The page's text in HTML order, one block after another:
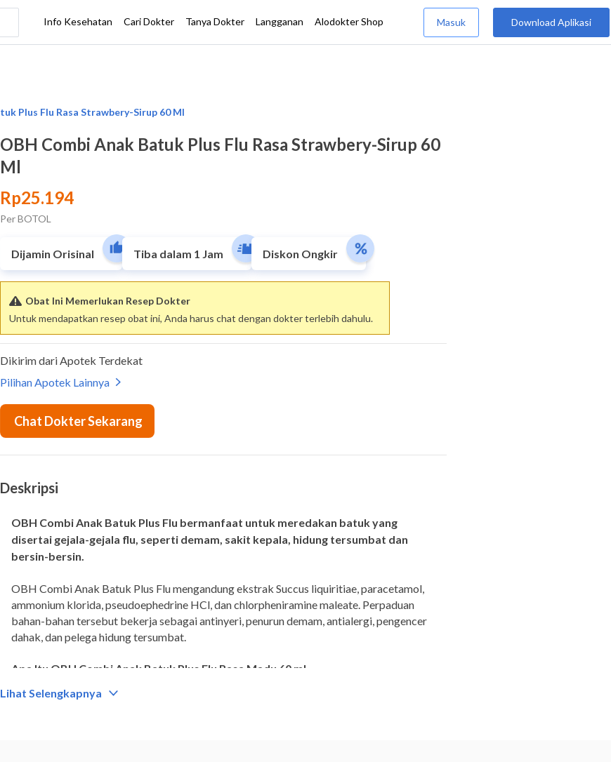
OBH Combi Anak Batuk Plus Flu Rasa Strawbery-Sirup 60
Ml
Rp25.194
Per BOTOL
Dijamin Orisinal Tiba dalam 1 Jam Diskon Ongkir
Obat Ini Memerlukan Resep Dokter
Untuk mendapatkan resep obat ini, Anda harus chat dengan dokter terlebih dahulu.
Deskripsi
OBH Combi Anak Batuk Plus Flu bermanfaat untuk meredakan batuk yang
disertai gejala-gejala flu, seperti demam, sakit kepala, hidung tersumbat dan
bersin-bersin.
OBH Combi Anak Batuk Plus Flu mengandung ekstrak Succus liquiritiae, paracetamol,
ammonium klorida, pseudoephedrine HCl, dan chlorpheniramine maleate. Perpaduan
bahan-bahan tersebut bekerja sebagai antinyeri, penurun demam, antialergi, pengencer
dahak, dan pelega hidung tersumbat.
Apa Itu OBH Combi Anak Batuk Plus Flu Rasa Madu 60 ml
Golongan
Lihat Selengkapnya